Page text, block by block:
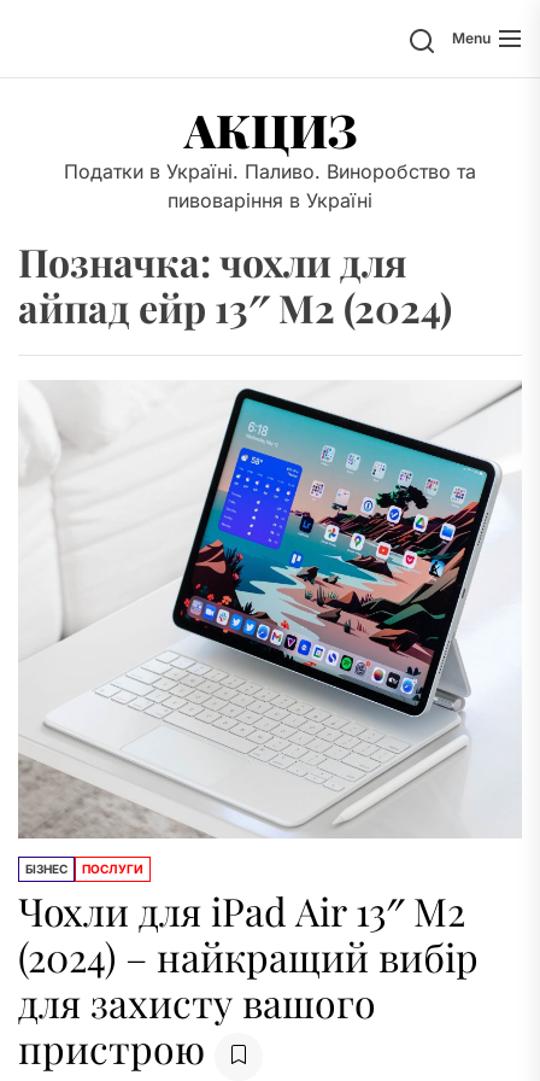
the
SearchMenu
АКЦИЗ
Податки в Україні. Паливо. Виноробство та
пивоваріння в Україні
Позначка:чохли для
айпад ейр 13″ M2 (2024)
БІЗНЕС ПОСЛУГИ
Чохли для iPad Air 13″ M2
(2024) – найкращий вибір
для захисту вашого
пристрою